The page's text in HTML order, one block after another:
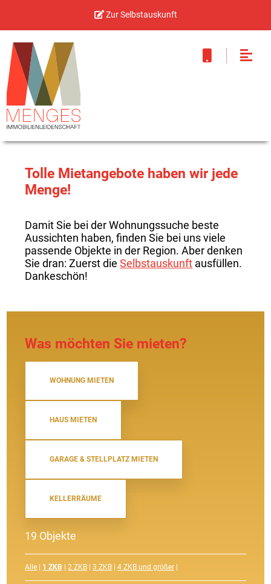
Zur Selbstauskunft
Tolle Mietangebote haben wir jede
Menge!
Damit Sie bei der Wohnungssuche beste
Aussichten haben, finden Sie bei uns viele
passende Objekte in der Region. Aber denken
Sie dran: Zuerst dieSelbstauskunft ausfüllen.
Dankeschön!
Was möchten Sie mieten?
WOHNUNG MIETEN
HAUS MIETEN
GARAGE & STELLPLATZ MIETEN
KELLERRÄUME
19 Objekte
Alle | 1 ZKB |2 ZKB |3 ZKB |4 ZKB und größer |